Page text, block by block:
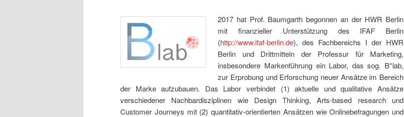
2017 hat Prof. Baumgarth begonnen an der HWR Berlin
mit finanzieller Unterstützung des IFAF Berlin
(http://www.ifaf-berlin.de), des Fachbereichs I der HWR
Berlin und Drittmitteln der Professur für Marketing,
insbesondere Markenführung ein Labor, das sog. B*lab,
zur Erprobung und Erforschung neuer Ansätze im Bereich
der Marke aufzubauen. Das Labor verbindet (1) aktuelle und qualitative Ansätze
verschiedener Nachbardisziplinen wie Design Thinking, Arts-based research und
Customer Journeys mit (2) quantitativ-orientierten Ansätzen wie Onlinebefragungen und